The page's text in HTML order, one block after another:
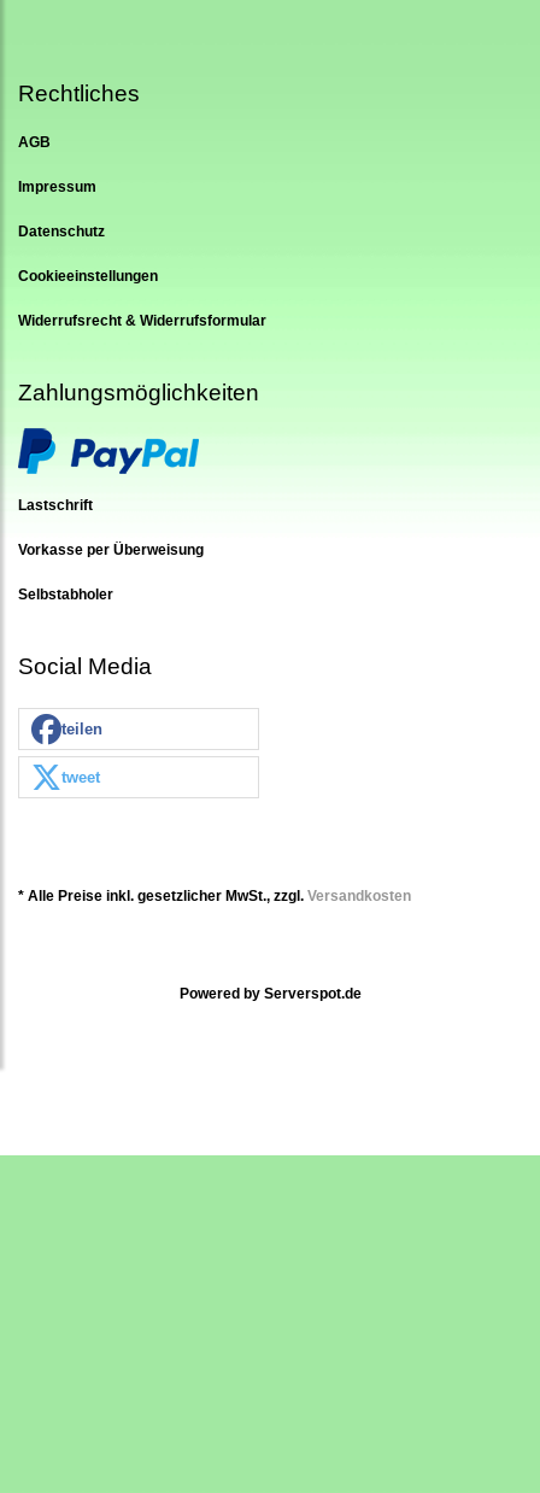
Rechtliches
AGB
Impressum
Datenschutz
Cookieeinstellungen
Widerrufsrecht & Widerrufsformular
Zahlungsmöglichkeiten
Lastschrift
Vorkasse per Überweisung
Selbstabholer
Social Media
teilen
tweet
* Alle Preise inkl. gesetzlicher MwSt., zzgl. Versandkosten
Powered by Serverspot.de